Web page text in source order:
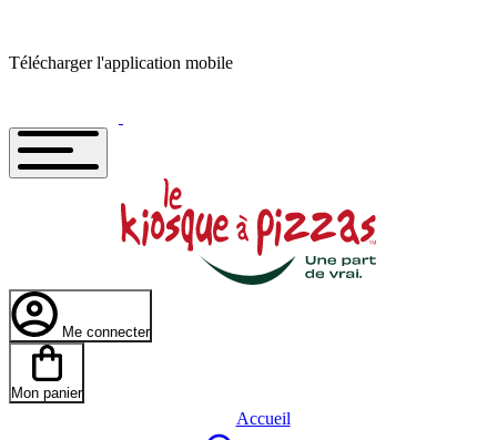
Télécharger l'application mobile
Me connecter
Mon panier
Accueil